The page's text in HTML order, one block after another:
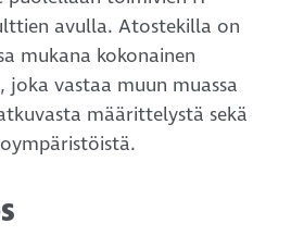
avulla. Atostekilla on
mukana kokonainen
vastaa muun muassa
määrittelystä sekä